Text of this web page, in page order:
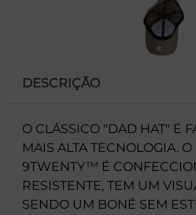
DESCRIÇÃO
O CLÁSSICO "DAD HAT" É
MAIS ALTA TECNOLOGIA.
9TWENTY™ É
RESISTENTE, TEM UM
SENDO UM BONÉ SEM